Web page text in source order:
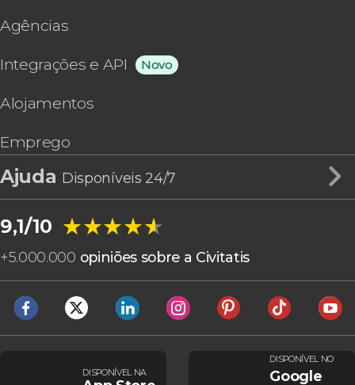
Agências
Integrações e API Novo
Alojamentos
Emprego
Ajuda Disponíveis 24/7
9,1/10 ★★★★★
★★★★★
+5.000.000 opiniões sobre a Civitatis
DISPONÍVEL NA
DISPONÍVEL NO
Google